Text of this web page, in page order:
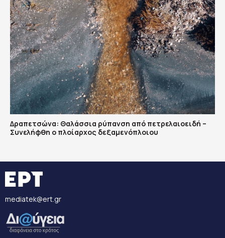
Δραπετσώνα: Θαλάσσια ρύπανση από πετρελαιοειδή –
Συνελήφθη ο πλοίαρχος δεξαμενόπλοιου
mediatek@ert.gr